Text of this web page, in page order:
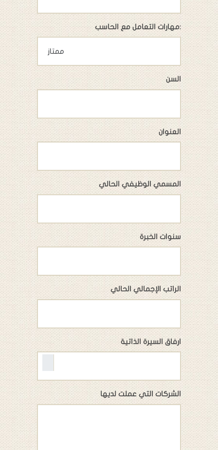
مهارات التعامل مع الحاسب:
السن
العنوان
المسمي الوظيفي الحالي
سنوات الخبرة
الراتب الإجمالي الحالي
ارفاق السيرة الذاتية
الشركات التي عملت لديها